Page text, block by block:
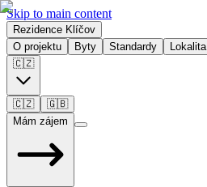
Skip to main content
Rezidence Klíčov
O projektu
Byty Standardy Lokalita
🇨🇿
🇨🇿
🇬🇧
Mám zájem